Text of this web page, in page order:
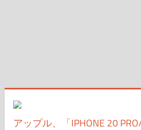
アップル、「IPHONE 20